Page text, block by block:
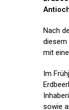
Nach
diesem
mit
Im
sowie